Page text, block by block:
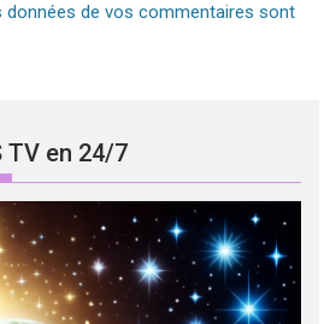
de vos commentaires sont
TV en 24/7